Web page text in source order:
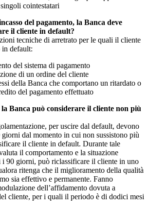
cointestatari
del pagamento, la Banca deve
il cliente in default?
tecniche di arretrato per le quali il cliente
in default:
del sistema di pagamento
di un ordine del cliente
della Banca che comportano un ritardato o
del pagamento effettuato
Banca può considerare il cliente non più
per uscire dal default, devono
giorni dal momento in cui non sussistono più
il cliente in default. Durante tale
il comportamento e la situazione
i 90 giorni, può riclassificare il cliente in uno
ritenga che il miglioramento della qualità
sia effettivo e permanente. Fanno
dell’affidamento dovuta a
cliente, per i quali il periodo è di dodici mesi